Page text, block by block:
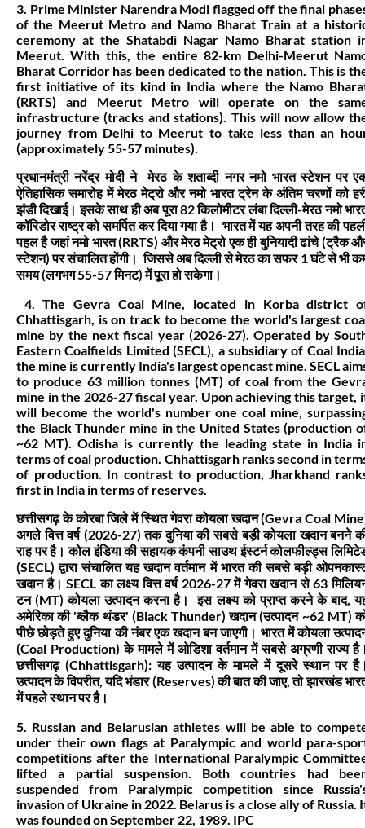
3. Prime Minister Narendra Modi flagged off the final
of the Meerut Metro and Namo Bharat Train at a
ceremony at the Shatabdi Nagar Namo Bharat station
Meerut. With this, the entire 82-km Delhi-Meerut
Bharat Corridor has been dedicated to the nation. This is
first initiative of its kind in India where the Namo
(RRTS) and Meerut Metro will operate on the
infrastructure (tracks and stations). This will now allow
journey from Delhi to Meerut to take less than an
(approximately 55-57 minutes).
प्रधानमंत्री नरेंद्र मोदी ने मेरठ के शताब्दी नगर नमो भारत स्टेशन पर
ऐतिहासिक समारोह में मेरठ मेट्रो और नमो भारत ट्रेन के अंतिम चरणों को
झंडी दिखाई। इसके साथ ही अब पूरा 82 किलोमीटर लंबा दिल्ली-मेरठ नमो
कॉरिडोर राष्ट्र को समर्पित कर दिया गया है। भारत में यह अपनी तरह की
पहल है जहां नमो भारत (RRTS) और मेरठ मेट्रो एक ही बुनियादी ढांचे (ट्रैक
स्टेशन) पर संचालित होंगी। जिससे अब दिल्ली से मेरठ का सफर 1 घंटे से भी
समय (लगभग 55-57 मिनट) में पूरा हो सकेगा।
4. The Gevra Coal Mine, located in Korba district
Chhattisgarh, is on track to become the world's largest
mine by the next fiscal year (2026-27). Operated by
Eastern Coalfields Limited (SECL), a subsidiary of Coal
the mine is currently India's largest opencast mine. SECL
to produce 63 million tonnes (MT) of coal from the
mine in the 2026-27 fiscal year. Upon achieving this target,
will become the world's number one coal mine,
the Black Thunder mine in the United States (production
~62 MT). Odisha is currently the leading state in India
terms of coal production. Chhattisgarh ranks second in
of production. In contrast to production, Jharkhand
first in India in terms of reserves.
छत्तीसगढ़ के कोरबा जिले में स्थित गेवरा कोयला खदान (Gevra Coal
अगले वित्त वर्ष (2026-27) तक दुनिया की सबसे बड़ी कोयला खदान बनने
राह पर है। कोल इंडिया की सहायक कंपनी साउथ ईस्टर्न कोलफील्ड्स
(SECL) द्वारा संचालित यह खदान वर्तमान में भारत की सबसे बड़ी
खदान है। SECL का लक्ष्य वित्त वर्ष 2026-27 में गेवरा खदान से 63
टन (MT) कोयला उत्पादन करना है। इस लक्ष्य को प्राप्त करने के बाद,
अमेरिका की 'ब्लैक थंडर' (Black Thunder) खदान (उत्पादन ~62 MT)
पीछे छोड़ते हुए दुनिया की नंबर एक खदान बन जाएगी। भारत में कोयला
(Coal Production) के मामले में ओडिशा वर्तमान में सबसे अग्रणी राज्य
छत्तीसगढ़ (Chhattisgarh): यह उत्पादन के मामले में दूसरे स्थान पर
उत्पादन के विपरीत, यदि भंडार (Reserves) की बात की जाए, तो झारखंड
में पहले स्थान पर है।
5. Russian and Belarusian athletes will be able to
under their own flags at Paralympic and world para-
competitions after the International Paralympic
lifted a partial suspension. Both countries had
suspended from Paralympic competition since
invasion of Ukraine in 2022. Belarus is a close ally of Russia.
was founded on September 22, 1989. IPC